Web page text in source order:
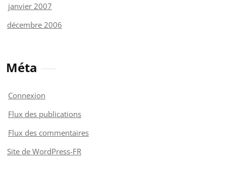
janvier 2007
décembre 2006
Méta
Connexion
Flux des publications
Flux des commentaires
Site de WordPress-FR